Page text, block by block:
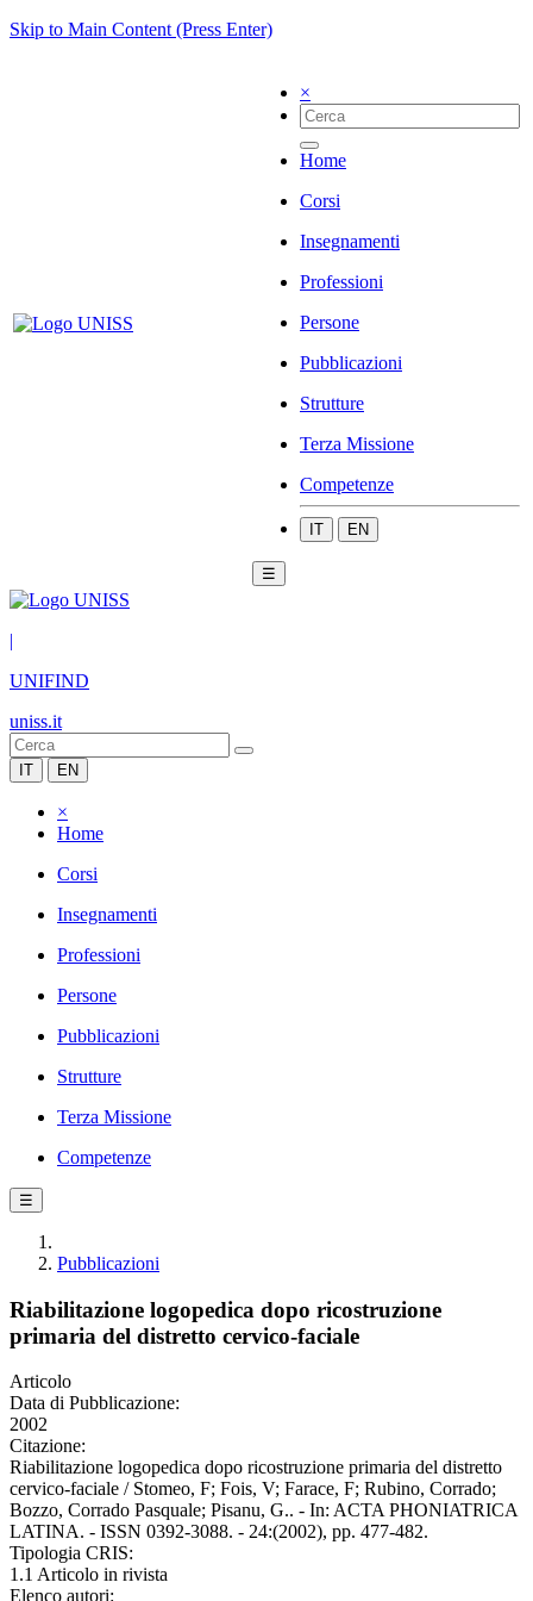
Skip to Main Content (Press Enter)
×
Home
Corsi
Insegnamenti
Professioni
Persone
Pubblicazioni
Strutture
Terza Missione
Competenze
IT EN
☰
|
UNIFIND
uniss.it
IT EN
×
Home
Corsi
Insegnamenti
Professioni
Persone
Pubblicazioni
Strutture
Terza Missione
Competenze
☰
Pubblicazioni
Riabilitazione logopedica dopo ricostruzione
primaria del distretto cervico-faciale
Articolo
Data di Pubblicazione:
2002
Citazione:
Riabilitazione logopedica dopo ricostruzione primaria del distretto
cervico-faciale / Stomeo, F; Fois, V; Farace, F; Rubino, Corrado;
Bozzo, Corrado Pasquale; Pisanu, G.. - In: ACTA PHONIATRICA
LATINA. - ISSN 0392-3088. - 24:(2002), pp. 477-482.
Tipologia CRIS:
1.1 Articolo in rivista
Elenco autori: